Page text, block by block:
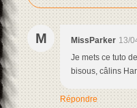
M MissParker 13/
Je mets ce tuto
bisous, câlins
Répondre